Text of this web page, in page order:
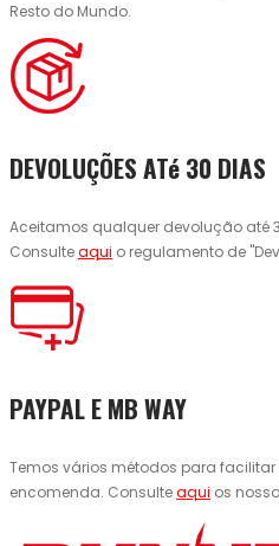
Resto do Mundo.
DEVOLUÇÕES ATé 30 DIAS
Aceitamos qualquer devolução até
Consulteaqui o regulamento de
PAYPAL E MB WAY
Temos vários métodos para
encomenda. Consulteaqui os